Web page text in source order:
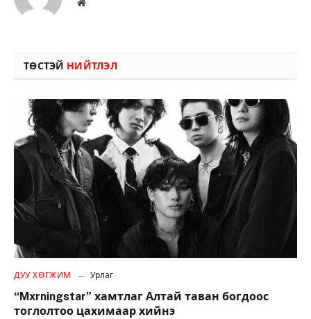
Вэбсайт
ТӨСТЭЙ НИЙТЛЭЛ
ДУУ ХӨГЖИМ Урлаг
“Mxrningstar” хамтлаг Алтай таван богдоос
тоглолтоо цахимаар хийнэ